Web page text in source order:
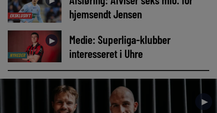
EKSKLUSIVT
hjemsendt Jensen
NYHEDER
►
Medie: Superliga-klubber
interesseret i Uhre
►